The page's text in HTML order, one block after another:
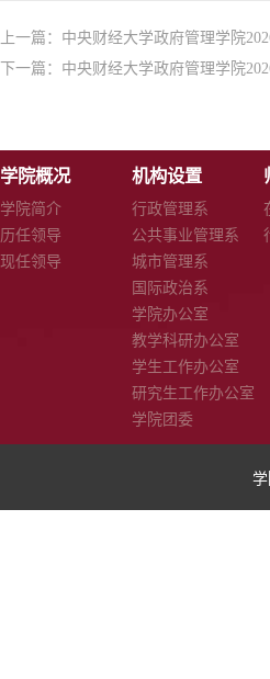
上一篇： 中央财经大学政府管理学院
下一篇： 中央财经大学政府管理学院
学院概况
学院简介
历任领导
现任领导
机构设置
行政管理系
公共事业管理系
城市管理系
国际政治系
学院办公室
教学科研办公室
学生工作办公室
研究生工作办公室
学院团委